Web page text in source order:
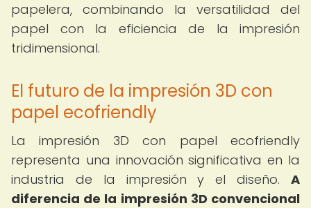
papelera, combinando la versatilidad del
papel con la eficiencia de la impresión
tridimensional.
El futuro de la impresión 3D con
papel ecofriendly
La impresión 3D con papel ecofriendly
representa una innovación significativa en la
industria de la impresión y el diseño. A
diferencia de la impresión 3D convencional